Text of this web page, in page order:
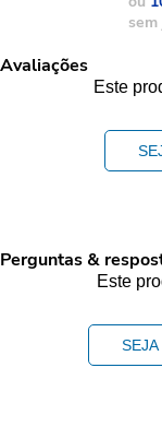
Avaliações
Este
Perguntas &
Este